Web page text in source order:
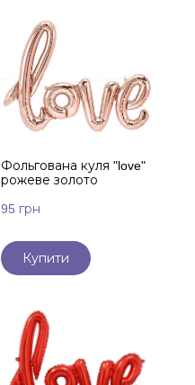
Фольгована куля "love"
рожеве золото
95 грн
Купити